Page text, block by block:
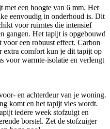
met een hoogte van 6 mm. Het
eenvoudig in onderhoud is. Dit
voor ruimtes die intensief
gangen. Het tapijt is opgebouwd
een robuust effect. Carbon
extra comfort kun je dit tapijt op
voor warmte-isolatie en verlengt
en achterdeur van je woning.
komt en het tapijt vies wordt.
iedere week stofzuigt en
borstel. Zet de stofzuiger